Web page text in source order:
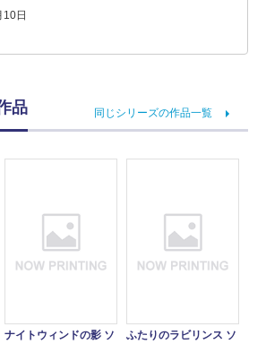
日
品 同じシリーズの作品一覧
ナイトウィンドの影 ソ
ふたりのラビリンス ソ